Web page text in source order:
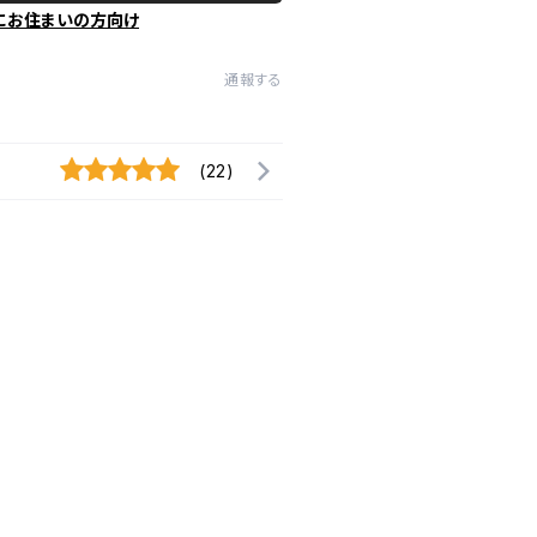
お住まいの方向け
通報する
(22)